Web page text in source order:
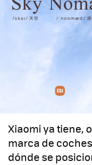
Xiaomi ya tiene,
marca de
dónde se